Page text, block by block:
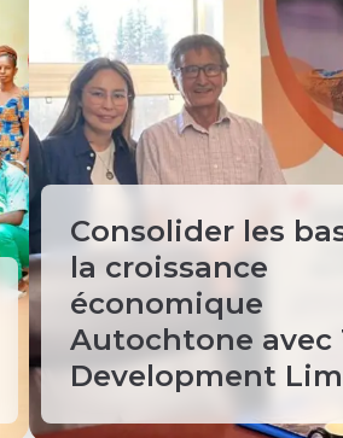
Consolider les
la croissance
économique
Autochtone avec
Development